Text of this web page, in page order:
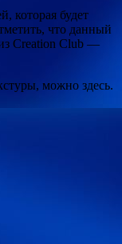
которая будет
что данный
Creation Club —
можно здесь.